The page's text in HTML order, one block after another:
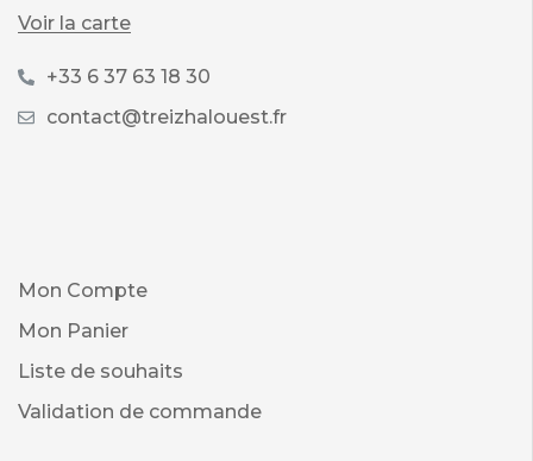
Voir la carte
+33 6 37 63 18 30
contact@treizhalouest.fr
Mon Compte
Mon Panier
Liste de souhaits
Validation de commande